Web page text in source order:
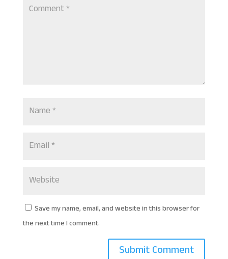
Save my name, email, and website in this browser for
the next time I comment.